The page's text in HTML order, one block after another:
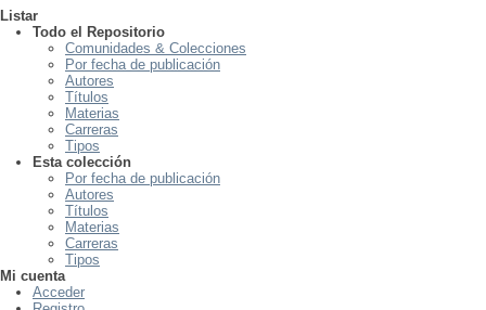
Listar
Todo el Repositorio
Comunidades & Colecciones
Por fecha de publicación
Autores
Títulos
Materias
Carreras
Tipos
Esta colección
Por fecha de publicación
Autores
Títulos
Materias
Carreras
Tipos
Mi cuenta
Acceder